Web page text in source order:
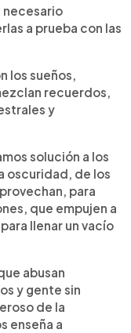
necesario
a prueba con las
los sueños,
recuerdos,
y
solución a los
oscuridad, de los
para
que empujen a
llenar un vacío
abusan
y gente sin
de la
enseña a